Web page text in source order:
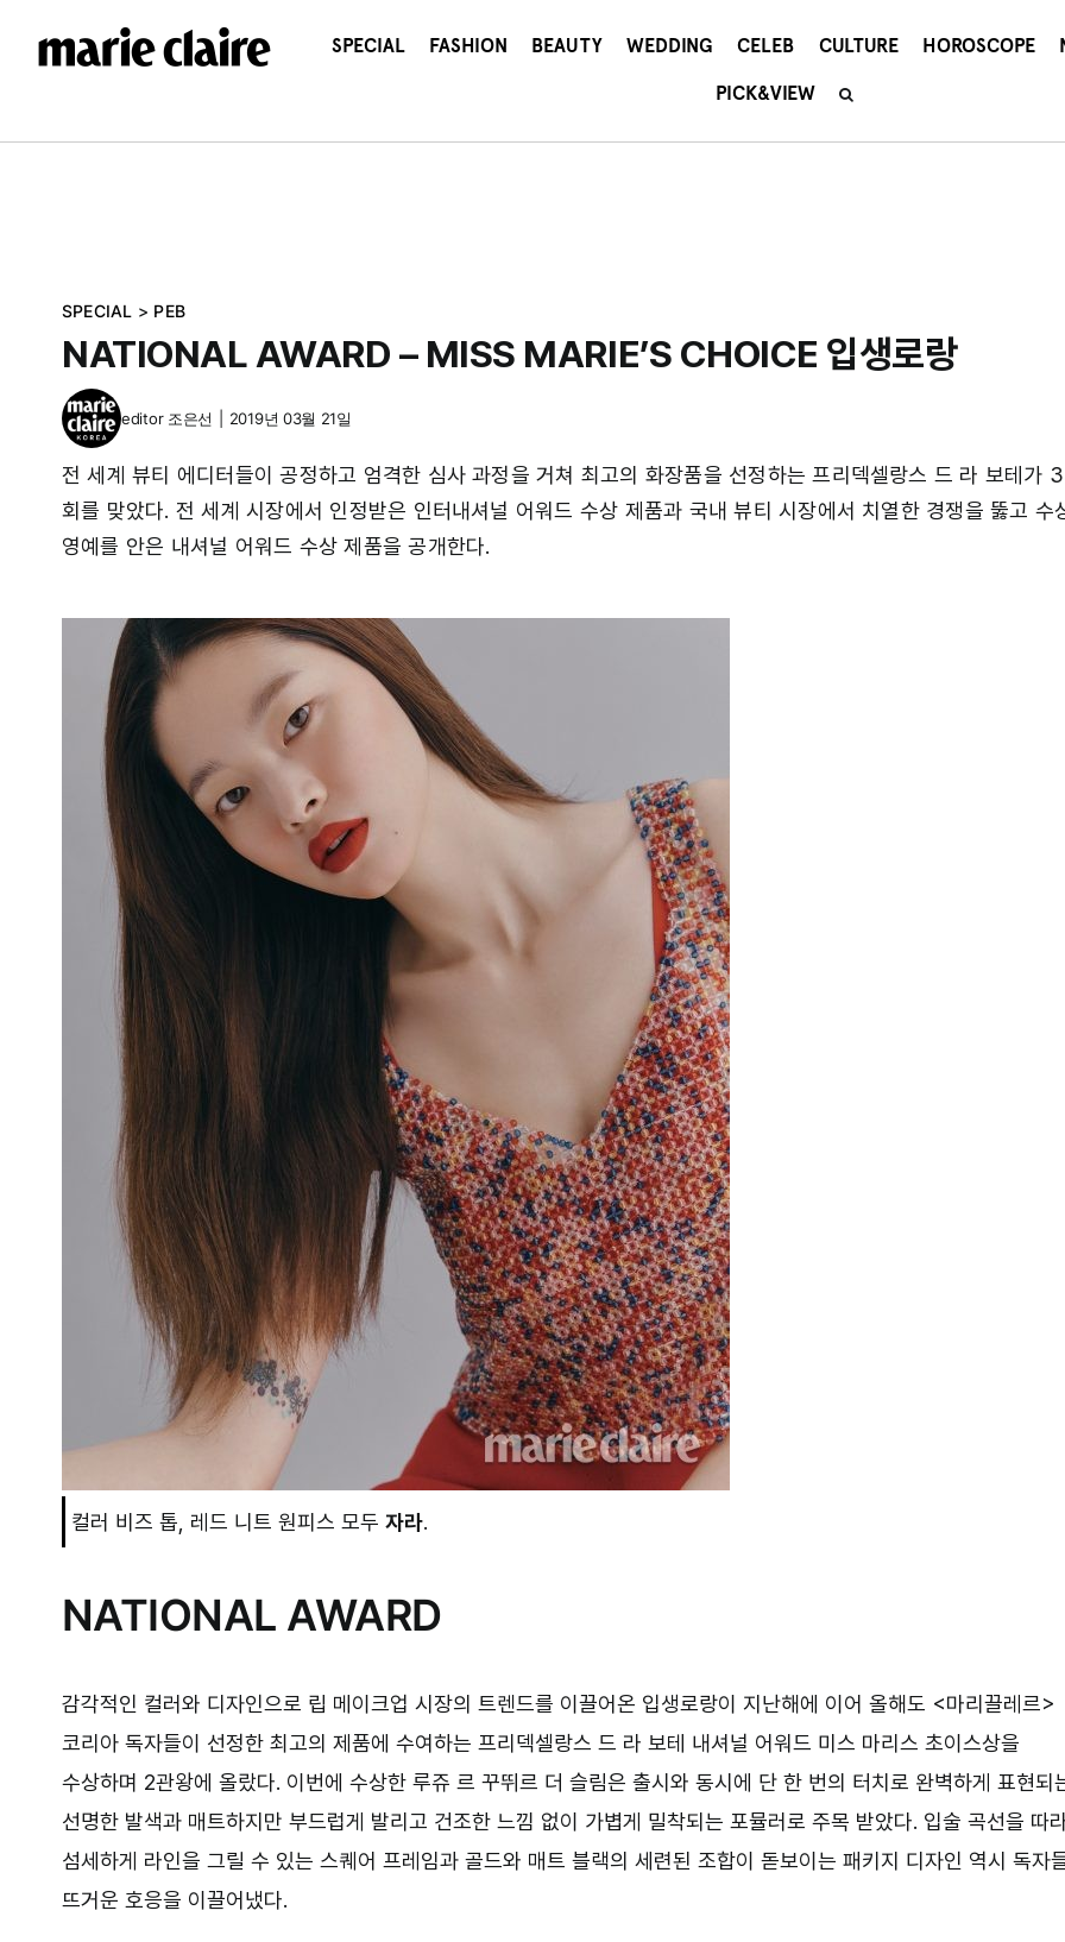
건
SPECIAL FASHION BEAUTY WEDDING CELEB CULTURE HOROSCOPE
PICK&VIEW
SPECIAL > PEB
NATIONAL AWARD – MISS MARIE’S CHOICE 입생로랑
editor 조은선 2019년 03월 21일
전 세계 뷰티 에디터들이 공정하고 엄격한 심사 과정을 거쳐 최고의 화장품을 선정하는 프리덱셀랑스 드 라 보테가
회를 맞았다. 전 세계 시장에서 인정받은 인터내셔널 어워드 수상 제품과 국내 뷰티 시장에서 치열한 경쟁을 뚫고 수
영예를 안은 내셔널 어워드 수상 제품을 공개한다.
컬러 비즈 톱, 레드 니트 원피스 모두 자라.
NATIONAL AWARD
감각적인 컬러와 디자인으로 립 메이크업 시장의 트렌드를 이끌어온 입생로랑이 지난해에 이어 올해도 <마리끌레르>
코리아 독자들이 선정한 최고의 제품에 수여하는 프리덱셀랑스 드 라 보테 내셔널 어워드 미스 마리스 초이스상을
수상하며 2관왕에 올랐다. 이번에 수상한 루쥬 르 꾸뛰르 더 슬림은 출시와 동시에 단 한 번의 터치로 완벽하게 표현되
선명한 발색과 매트하지만 부드럽게 발리고 건조한 느낌 없이 가볍게 밀착되는 포뮬러로 주목 받았다. 입술 곡선을 따
섬세하게 라인을 그릴 수 있는 스퀘어 프레임과 골드와 매트 블랙의 세련된 조합이 돋보이는 패키지 디자인 역시 독자
뜨거운 호응을 이끌어냈다.